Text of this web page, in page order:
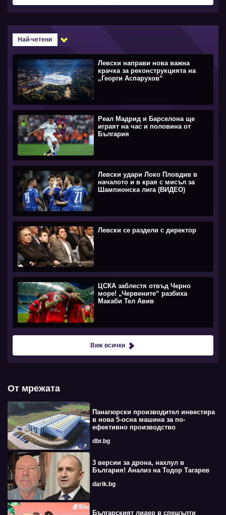
Най-четени
Левски направи нова важна
крачка за реконструкцията на
„Георги Аспарухов“
Реал Мадрид и Барселона ще
играят на час и половина от
България
Левски удари Локо Пловдив в
началото и в края с мисъл за
Шампионска лига (ВИДЕО)
Левски се раздели с директор
ЦСКА заблестя отвъд Черно
море! „Червените“ разбиха
Макаби Тел Авив
Виж всички
От мрежата
Панагюрски производител инвестира
в нова 5-осна машина за по-
ефективно производство
dbr.bg
3 версии за дрона, нахлул в
България! Анализ на Тодор Тагарев
darik.bg
Българският лидер в спешълти